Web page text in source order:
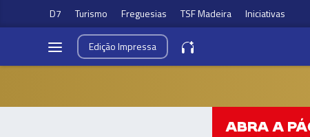
D7 Turismo Freguesias TSF Madeira Iniciativas
EdiçãoImpressa